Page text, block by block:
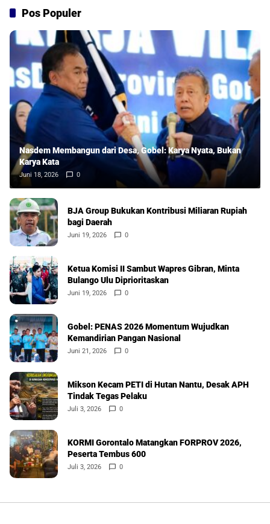
Pos Populer
Nasdem Membangun dari Desa, Gobel: Karya Nyata, Bukan
Karya Kata
Juni 18, 2026 0
BJA Group Bukukan Kontribusi Miliaran Rupiah
bagi Daerah
Juni 19, 2026 0
Ketua Komisi II Sambut Wapres Gibran, Minta
Bulango Ulu Diprioritaskan
Juni 19, 2026 0
Gobel: PENAS 2026 Momentum Wujudkan
Kemandirian Pangan Nasional
Juni 21, 2026 0
Mikson Kecam PETI di Hutan Nantu, Desak APH
Tindak Tegas Pelaku
Juli 3, 2026 0
KORMI Gorontalo Matangkan FORPROV 2026,
Peserta Tembus 600
Juli 3, 2026 0